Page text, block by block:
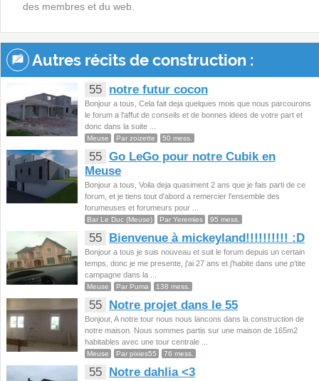
des membres et du web.
Autres récits de construction :
55 notre futur cocon
Bonjour a tous, Cela fait deja quelques mois que nous parcourons
le forum a l'affut de conseils et de bonnes idees de votre part et
donc dans la suite ...
Meuse Par zoizette 50 mess.
55 Go LeGo pour notre Cubik en
Meuse
Bonjour a tous, Voila deja quasiment 2 ans que je fais parti de ce
forum, et je tiens tout d'abord a remercier l'ensemble des
forumeuses et forumeurs pour ...
Bar Le Duc (Meuse) Par Yeremies 95 mess.
55 Bienvenue à mickeyland!!!!!!!!!! :D
Bonjour a tous je suis nouveau et suit le forum depuis un certain
temps, donc je me presente, j'ai 27 ans et j'habite dans une p'tite
campagne dans la ...
Meuse Par Puma 138 mess.
55 Notre projet dans le 55
Bonjour, A notre tour nous nous lancons dans la construction de
notre maison. Nous sommes partis sur une maison de 165m2
habitables avec une tour centrale ...
Meuse Par pixies55 76 mess.
55 Notre dahlia <3